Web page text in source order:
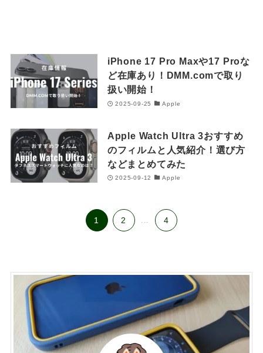
iPhone 17 Pro Maxや17 Proな
ど在庫あり！DMM.comで取り
扱い開始！
2025-09-25 Apple
Apple Watch Ultra 3おすすめ
のフィルムと人気紹介！選び方
などまとめてみた
2025-09-12 Apple
1 2 ... 4